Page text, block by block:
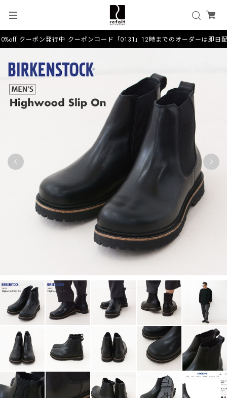
クーポン発行中 クーポンコード「0131」12時までのオーダーは即日